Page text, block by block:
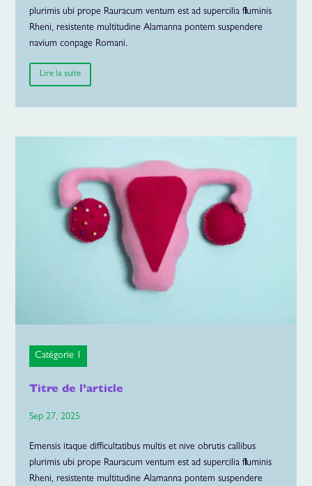
plurimis ubi prope Rauracum ventum est ad supercilia fluminis
Rheni, resistente multitudine Alamanna pontem suspendere
navium conpage Romani.
Lire la suite
Catégorie 1
Titre de l’article
Sep 27, 2025
Emensis itaque difficultatibus multis et nive obrutis callibus
plurimis ubi prope Rauracum ventum est ad supercilia fluminis
Rheni, resistente multitudine Alamanna pontem suspendere